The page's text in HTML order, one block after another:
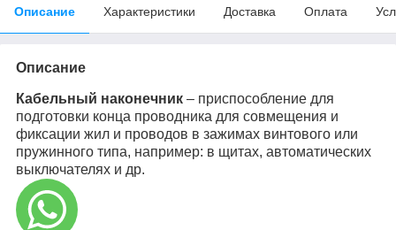
Описание Характеристики Доставка Оплата
Описание
Кабельный наконечник – приспособление для
подготовки конца проводника для совмещения и
фиксации жил и проводов в зажимах винтового или
пружинного типа, например: в щитах, автоматических
выключателях и др.